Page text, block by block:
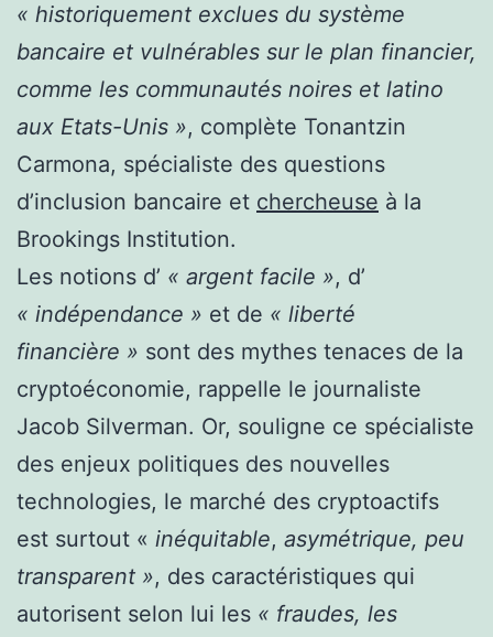
« historiquement exclues du système
bancaire et vulnérables sur le plan financier,
comme les communautés noires et latino
aux Etats-Unis », complète Tonantzin
Carmona, spécialiste des questions
d’inclusion bancaire et chercheuse à la
Brookings Institution.
Les notions d’ « argent facile », d’
« indépendance » et de « liberté
financière » sont des mythes tenaces de la
cryptoéconomie, rappelle le journaliste
Jacob Silverman. Or, souligne ce spécialiste
des enjeux politiques des nouvelles
technologies, le marché des cryptoactifs
est surtout « inéquitable, asymétrique, peu
transparent », des caractéristiques qui
autorisent selon lui les « fraudes, les